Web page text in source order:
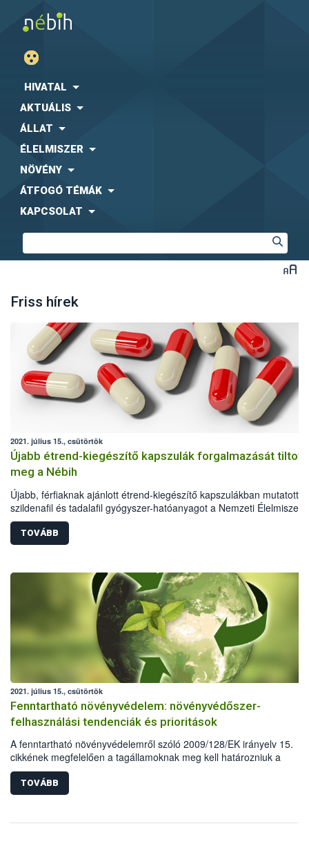
HIVATAL
AKTUÁLIS
ÁLLAT
ÉLELMISZER
NÖVÉNY
ÁTFOGÓ TÉMÁK
KAPCSOLAT
Friss hírek
2021. július 15., csütörtök
Újabb étrend-kiegészítő kapszulák forgalmazását
meg a Nébih
Újabb, férfiaknak ajánlott étrend-kiegészítő kapszulákban mutatott ki
szildenafil és tadalafil gyógyszer-hatóanyagot a Nemzeti
biztonsági Hivatal (Nébih) laboratóriuma. A hivatal kötelezte a
forgalmazót – minőségmegőrzési időre való tekintet nélkül – a
kereskedelmi forgalomból való azonnali kivonására és a
további forgalmazását.
TOVÁBB
2021. július 15., csütörtök
Fenntartható növényvédelem: növényvédőszer-
felhasználási tendenciák és prioritások
A fenntartható növényvédelemről szóló 2009/128/EK irányelv 15.
cikkének megfelelően a tagállamoknak meg kell határozniuk a
növényvédő szerekre vonatkozó felhasználási tendenciákat,
prioritást élvező elemeket, amelyek különös figyelmet igényelnek a
fenntartható növényvédelem megvalósításában. A rendelkezésre
tendenciákat és meghatározta a jelenlegi prioritásokat.
TOVÁBB